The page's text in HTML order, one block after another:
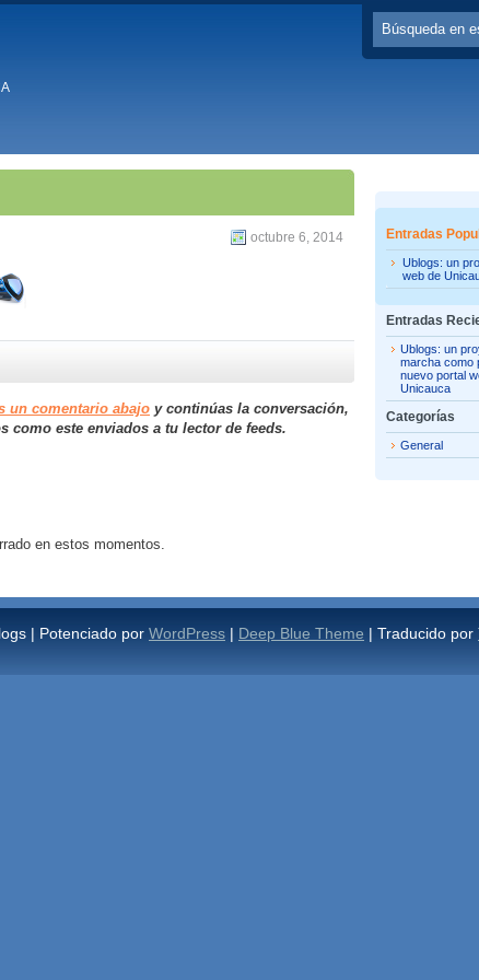
octubre 6, 2014
un comentario abajo y continúas la conversación,
como este enviados a tu lector de feeds.
en estos momentos.
Entradas
Ublogs: un
web de
Entradas
Ublogs: un
marcha como
nuevo portal
Unicauca
Categorías
General
| Potenciado por WordPress | Deep Blue Theme | Traducido por